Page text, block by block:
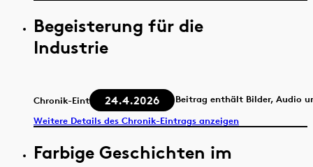
Begeisterung für die
Industrie
Chronik-Eintrag 24.4.2026
Beitrag enthält Bilder, Audio
Weitere Details des Chronik-Eintrags anzeigen
Farbige Geschichten im